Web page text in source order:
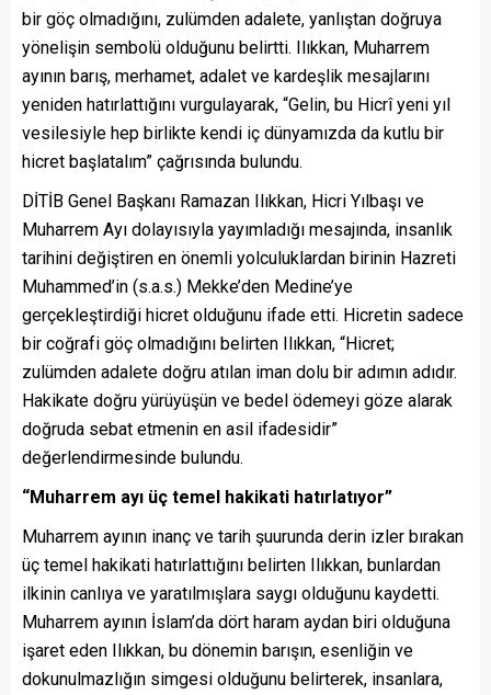
bir göç olmadığını, zulümden adalete, yanlıştan doğruya
yönelişin sembolü olduğunu belirtti. Ilıkkan, Muharrem
ayının barış, merhamet, adalet ve kardeşlik mesajlarını
yeniden hatırlattığını vurgulayarak, “Gelin, bu Hicrî yeni yıl
vesilesiyle hep birlikte kendi iç dünyamızda da kutlu bir
hicret başlatalım” çağrısında bulundu.
DİTİB Genel Başkanı Ramazan Ilıkkan, Hicri Yılbaşı ve
Muharrem Ayı dolayısıyla yayımladığı mesajında, insanlık
tarihini değiştiren en önemli yolculuklardan birinin Hazreti
Muhammed’in (s.a.s.) Mekke’den Medine’ye
gerçekleştirdiği hicret olduğunu ifade etti. Hicretin sadece
bir coğrafi göç olmadığını belirten Ilıkkan, “Hicret;
zulümden adalete doğru atılan iman dolu bir adımın adıdır.
Hakikate doğru yürüyüşün ve bedel ödemeyi göze alarak
doğruda sebat etmenin en asil ifadesidir”
değerlendirmesinde bulundu.
“Muharrem ayı üç temel hakikati hatırlatıyor”
Muharrem ayının inanç ve tarih şuurunda derin izler bırakan
üç temel hakikati hatırlattığını belirten Ilıkkan, bunlardan
ilkinin canlıya ve yaratılmışlara saygı olduğunu kaydetti.
Muharrem ayının İslam’da dört haram aydan biri olduğuna
işaret eden Ilıkkan, bu dönemin barışın, esenliğin ve
dokunulmazlığın simgesi olduğunu belirterek, insanlara,